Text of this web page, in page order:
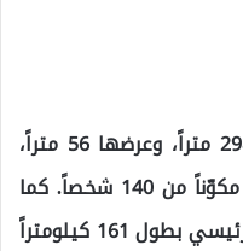
المنصة يبلغ طولها الإجمالي 298.5 متراً، وعرضها 56 متراً،
وعمقها 29.5 متراً، وتضم طاقماً مكوّناً من 140 شخصاً. كما
سيُنقل الغاز المعالج عبر خط نقل رئيسي بطول 161 كيلومتراً